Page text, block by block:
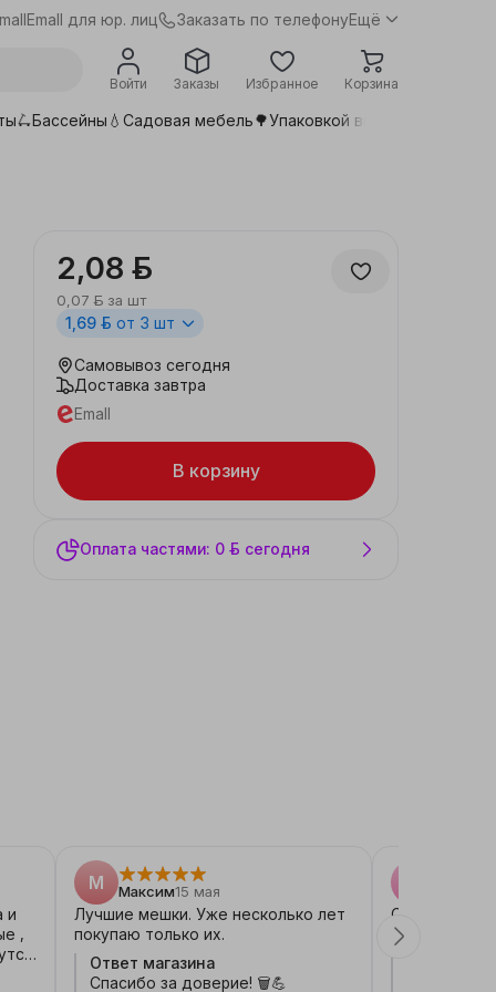
Emall для юр. лиц Заказать по телефонуЕщё
Войти Заказы Избранное Корзина
Бассейны💧 Садовая мебель🌳Упаковкой выгоднее📦
2,08 ƃ
0,07 ƃ за шт
1,69 ƃ от 3 шт
Самовывоз сегодня
Доставка завтра
Emall
В корзину
Оплата частями: 0 ƃ сегодня
и
М Максим15 мая
Лучшие мешки. Уже несколько лет
покупаю только их.
Ответ магазина
Спасибо за доверие! 🗑️💪
Самые
прочные!